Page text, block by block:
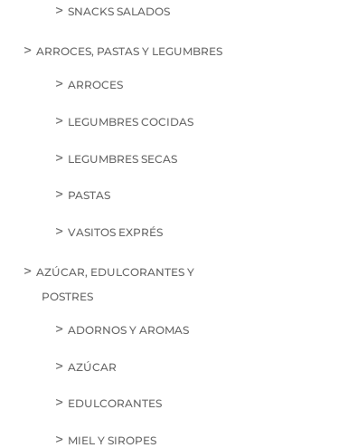
SNACKS SALADOS
ARROCES, PASTAS Y LEGUMBRES
ARROCES
LEGUMBRES COCIDAS
LEGUMBRES SECAS
PASTAS
VASITOS EXPRÉS
AZÚCAR, EDULCORANTES Y
POSTRES
ADORNOS Y AROMAS
AZÚCAR
EDULCORANTES
MIEL Y SIROPES